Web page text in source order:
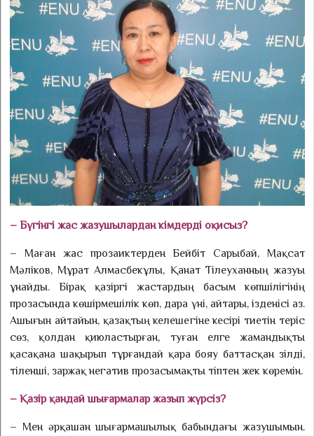
– Бүгінгі жас жазушылардан кімдерді оқисыз?
– Маған жас прозаиктерден Бейбіт Сарыбай, Мақсат
Мәлі­ков, Мұрат Алмасбекұлы, Қанат Тілеуханның жазуы
ұнайды. Бірақ қазіргі жастардың басым көпшілігінің
прозасында көшір­мешілік көп, дара үні, айтары, ізденісі аз.
Ашығын айтайын, қазақтың келешегіне кесірі тиетін теріс
сөз, қолдан қиюлас­тырған, туған елге жамандықты
қасақана шақырып тұрғандай қара бояу баттасқан зілді,
тілен­ші, заржақ негатив прозасы­мақты тіптен жек көремін.
– Қазір қандай шығармалар жазып жүрсіз?
– Мен әрқашан шығармашы­лық бабындағы жазушымын.